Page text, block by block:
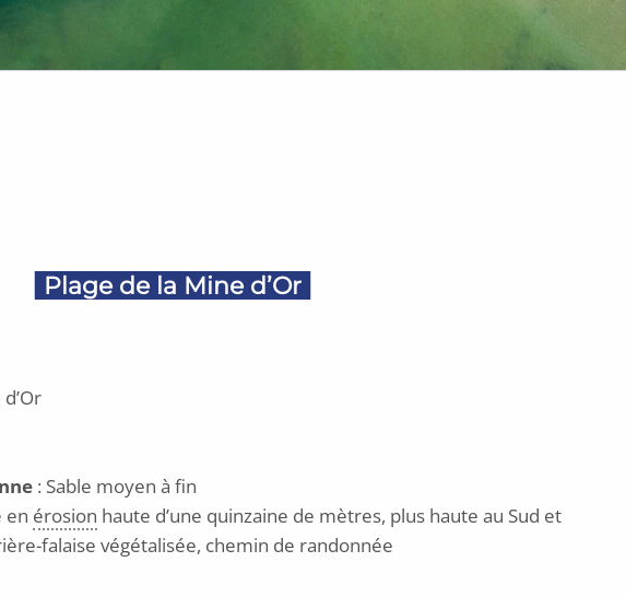
Plage de la Mine d’Or
: Sable moyen à fin
en érosion haute d’une quinzaine de mètres, plus haute au Sud et
falaise végétalisée, chemin de randonnée